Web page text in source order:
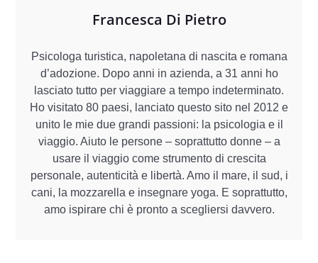
Francesca Di Pietro
Psicologa turistica, napoletana di nascita e romana
d’adozione. Dopo anni in azienda, a 31 anni ho
lasciato tutto per viaggiare a tempo indeterminato.
Ho visitato 80 paesi, lanciato questo sito nel 2012 e
unito le mie due grandi passioni: la psicologia e il
viaggio. Aiuto le persone – soprattutto donne – a
usare il viaggio come strumento di crescita
personale, autenticità e libertà. Amo il mare, il sud, i
cani, la mozzarella e insegnare yoga. E soprattutto,
amo ispirare chi è pronto a scegliersi davvero.